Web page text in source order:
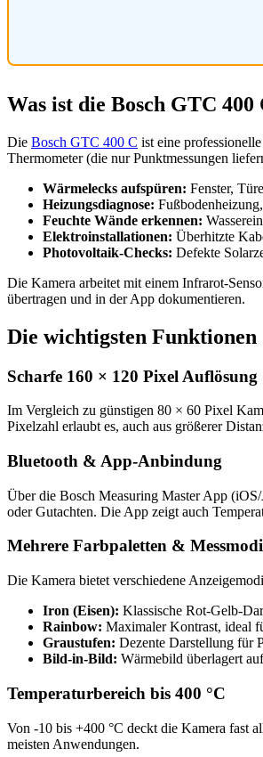
Was ist die Bosch GTC
Die Bosch GTC 400 C ist eine
Thermometer (die nur Punktmessungen
Wärmelecks aufspüren: Fenster,
Heizungsdiagnose:
Feuchte Wände erkennen:
Elektroinstallationen: Überhitzte
Photovoltaik-Checks: Defekte
Die Kamera arbeitet mit einem Infrarot-
übertragen und in der App dokumentieren.
Die wichtigsten
Scharfe 160 × 120 Pixel Auflösung
Im Vergleich zu günstigen 80 × 60 Pixel
Pixelzahl erlaubt es, auch aus größerer
Bluetooth & App-Anbindung
Über die Bosch Measuring Master App
oder Gutachten. Die App zeigt auch
Mehrere Farbpaletten & Messmodi
Die Kamera bietet verschiedene
Iron (Eisen): Klassische Rot-Gelb-
Rainbow: Maximaler Kontrast, ideal
Graustufen: Dezente Darstellung für
Bild-in-Bild: Wärmebild überlagert
Temperaturbereich bis 400 °C
Von -10 bis +400 °C deckt die Kamera fast
meisten Anwendungen.